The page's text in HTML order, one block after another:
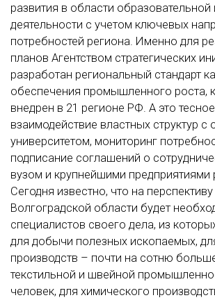
развития в области образовательной
деятельности с учетом ключевых
потребностей региона. Именно для
планов Агентством стратегических
разработан региональный стандарт
обеспечения промышленного роста,
внедрен в 21 регионе РФ. А это тесное
взаимодействие властных структур с
университетом, мониторинг
подписание соглашений о
вузом и крупнейшими предприятиями
Сегодня известно, что на
Волгоградской области будет
специалистов своего дела, из
для добычи полезных ископаемых,
производств – почти на сотню
текстильной и швейной
человек, для химического